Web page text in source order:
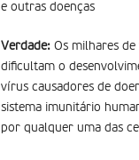
e outras doenças
Verdade: Os milhares
dificultam o
vírus causadores de
sistema imunitário
por qualquer uma das